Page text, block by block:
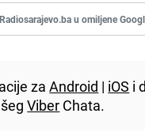
u omiljene
zaAndroid | iOS i
Viber Chata.